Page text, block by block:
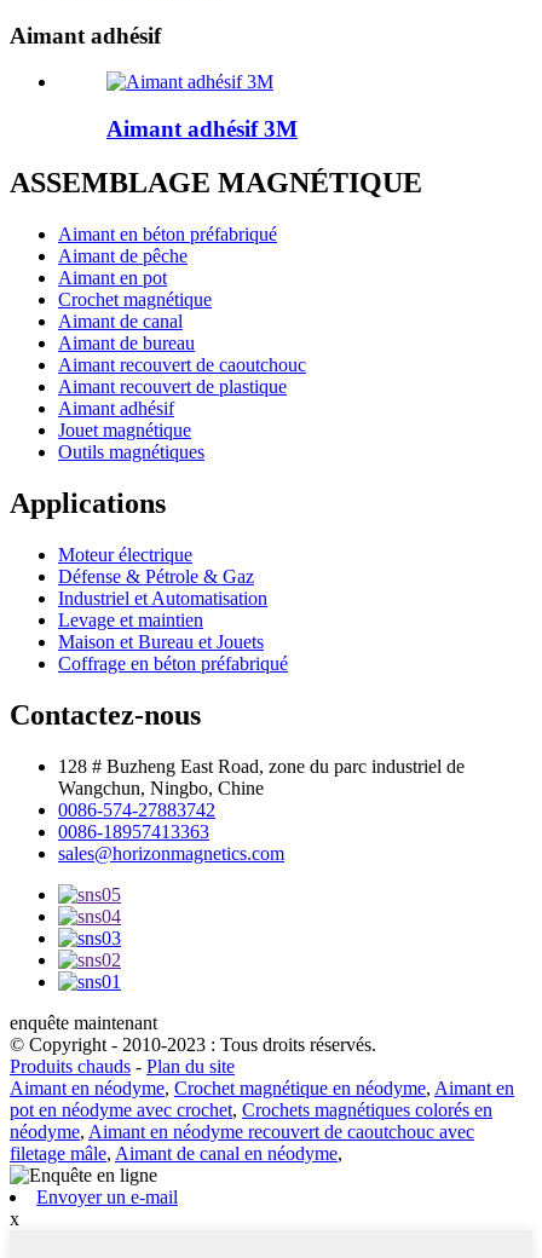
Aimant adhésif
Aimant adhésif 3M
ASSEMBLAGE MAGNÉTIQUE
Aimant en béton préfabriqué
Aimant de pêche
Aimant en pot
Crochet magnétique
Aimant de canal
Aimant de bureau
Aimant recouvert de caoutchouc
Aimant recouvert de plastique
Aimant adhésif
Jouet magnétique
Outils magnétiques
Applications
Moteur électrique
Défense & Pétrole & Gaz
Industriel et Automatisation
Levage et maintien
Maison et Bureau et Jouets
Coffrage en béton préfabriqué
Contactez-nous
128 # Buzheng East Road, zone du parc industriel de
Wangchun, Ningbo, Chine
0086-574-27883742
0086-18957413363
sales@horizonmagnetics.com
enquête maintenant
© Copyright - 2010-2023 : Tous droits réservés.
Produits chauds - Plan du site
Aimant en néodyme, Crochet magnétique en néodyme, Aimant en
pot en néodyme avec crochet, Crochets magnétiques colorés en
néodyme, Aimant en néodyme recouvert de caoutchouc avec
filetage mâle, Aimant de canal en néodyme,
Envoyer un e-mail
x